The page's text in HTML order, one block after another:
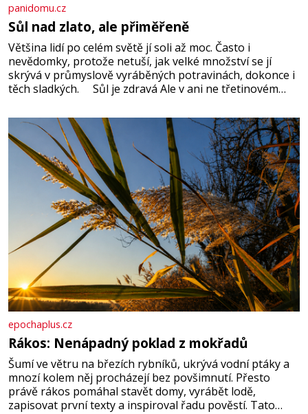
panidomu.cz
Sůl nad zlato, ale přiměřeně
Většina lidí po celém světě jí soli až moc. Často i
nevědomky, protože netuší, jak velké množství se jí
skrývá v průmyslově vyráběných potravinách, dokonce i
těch sladkých. Sůl je zdravá Ale v ani ne třetinovém
základní složky– sodík a chlór – jsou zásadní pro
správné hospodaření
epochaplus.cz
Rákos: Nenápadný poklad z mokřadů
Šumí ve větru na březích rybníků, ukrývá vodní ptáky a
mnozí kolem něj procházejí bez povšimnutí. Přesto
právě rákos pomáhal stavět domy, vyrábět lodě,
zapisovat první texty a inspiroval řadu pověstí. Tato